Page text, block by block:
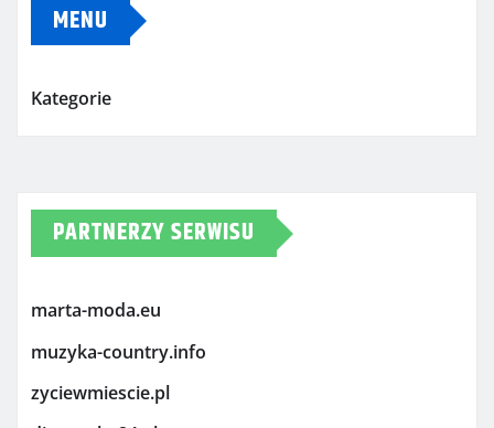
MENU
Kategorie
PARTNERZY SERWISU
marta-moda.eu
muzyka-country.info
zyciewmiescie.pl